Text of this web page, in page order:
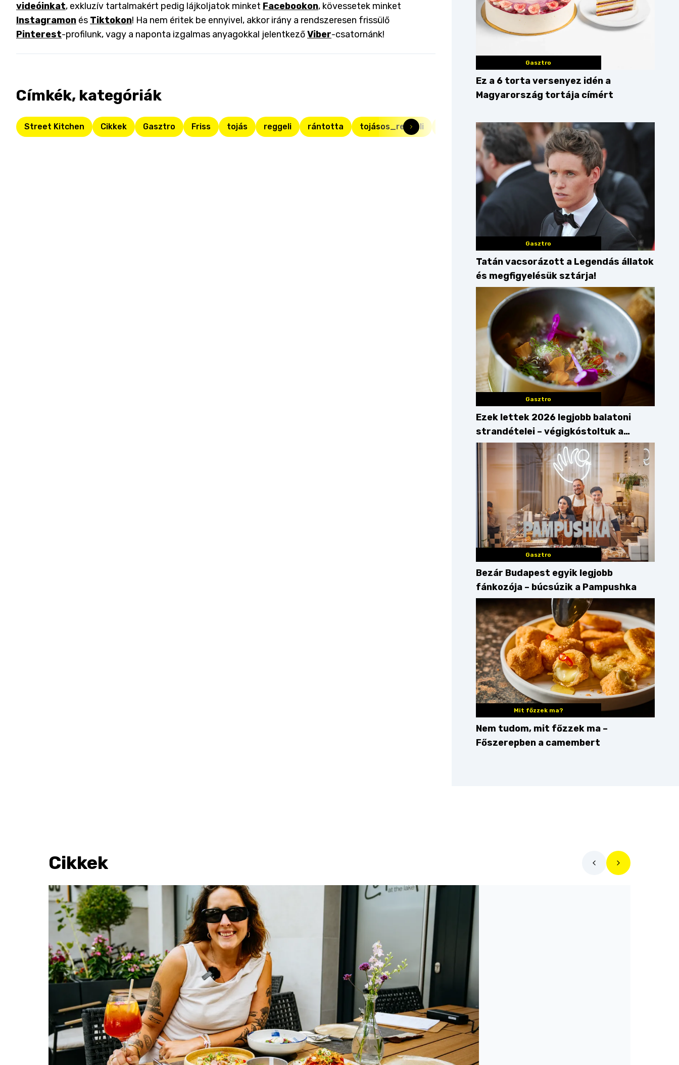
videóinkat, exkluzív tartalmakért pedig lájkoljatok minket Facebookon, kövessetek minket
Instagramon és Tiktokon! Ha nem éritek be ennyivel, akkor irány a rendszeresen frissülő
Pinterest-profilunk, vagy a naponta izgalmas anyagokkal jelentkezőViber-csatornánk!
Címkék, kategóriák
Street Kitchen Cikkek Gasztro Friss tojás reggeli rántotta tojásos_reggeli ráérős reggeli
Gasztro
Ez a 6 torta versenyez idén a
Magyarország tortája címért
Gasztro
Tatán vacsorázott a Legendás állatok
és megfigyelésük sztárja!
Gasztro
Ezek lettek 2026 legjobb balatoni
strandételei – végigkóstoltuk a
győzteseket
Gasztro
Bezár Budapest egyik legjobb
fánkozója – búcsúzik a Pampushka
Mit főzzek ma?
Nem tudom, mit főzzek ma –
Főszerepben a camembert
Cikkek